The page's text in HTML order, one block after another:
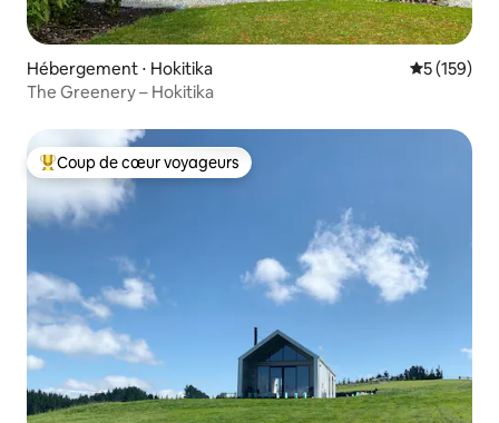
Hébergement ⋅ Hokitika Évaluation
5 (159)
The Greenery – Hokitika
Coups de cœur voyageurs les plus appréciés
Coup de cœur voyageurs